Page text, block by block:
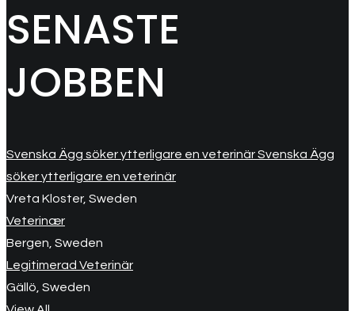
SENASTE
JOBBEN
Svenska Ägg söker ytterligare en veterinär Svenska Ägg
söker ytterligare en veterinär
Vreta Kloster, Sweden
Veterinær
Bergen, Sweden
Legitimerad Veterinär
Gällö, Sweden